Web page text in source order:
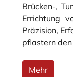
Brücken-,
Errichtung
Präzision,
pflastern
Mehr